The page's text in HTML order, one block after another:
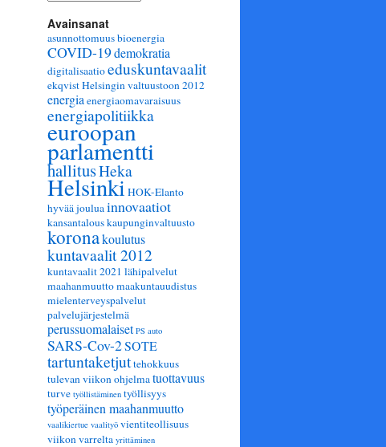
Avainsanat
asunnottomuusbioenergia
COVID-19demokratia
digitalisaatioeduskuntavaalit
ekqvist Helsingin valtuustoon 2012
energia energiaomavaraisuus
energiapolitiikka
euroopan
parlamentti
hallitusHeka
HelsinkiHOK-Elanto
hyvää jouluainnovaatiot
kansantalouskaupunginvaltuusto
koronakoulutus
kuntavaalit 2012
kuntavaalit 2021 lähipalvelut
maahanmuuttomaakuntauudistus
mielenterveyspalvelut
palvelujärjestelmä
perussuomalaiset PS auto
SARS-Cov-2SOTE
tartuntaketjuttehokkuus
tulevan viikon ohjelmatuottavuus
turve työllistäminen työllisyys
työperäinen maahanmuutto
vaalikiertue vaalityö vientiteollisuus
viikon varrelta yrittäminen